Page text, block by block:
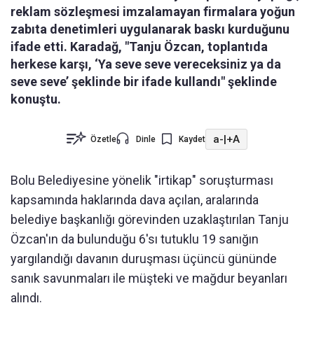
reklam sözleşmesi imzalamayan firmalara yoğun
zabıta denetimleri uygulanarak baskı kurduğunu
ifade etti. Karadağ, "Tanju Özcan, toplantıda
herkese karşı, ‘Ya seve seve vereceksiniz ya da
seve seve’ şeklinde bir ifade kullandı" şeklinde
konuştu.
Özetle Dinle Kaydet a-|+A
Bolu Belediyesine yönelik "irtikap" soruşturması
kapsamında haklarında dava açılan, aralarında
belediye başkanlığı görevinden uzaklaştırılan Tanju
Özcan'ın da bulunduğu 6'sı tutuklu 19 sanığın
yargılandığı davanın duruşması üçüncü gününde
sanık savunmaları ile müşteki ve mağdur beyanları
alındı.